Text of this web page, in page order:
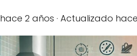
hace 2 años · Actualizado